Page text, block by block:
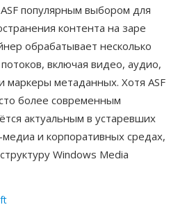
популярным выбором для
контента на заре
обрабатывает несколько
включая видео, аудио,
маркеры метаданных. Хотя ASF
более современным
актуальным в устаревших
и корпоративных средах,
Windows Media